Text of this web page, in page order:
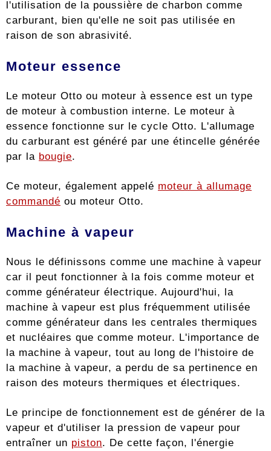
l'utilisation de la poussière de charbon comme
carburant, bien qu'elle ne soit pas utilisée en
raison de son abrasivité.
Moteur essence
Le moteur Otto ou moteur à essence est un type
de moteur à combustion interne. Le moteur à
essence fonctionne sur le cycle Otto. L'allumage
du carburant est généré par une étincelle générée
par la bougie.
Ce moteur, également appelé moteur à allumage
commandé ou moteur Otto.
Machine à vapeur
Nous le définissons comme une machine à vapeur
car il peut fonctionner à la fois comme moteur et
comme générateur électrique. Aujourd'hui, la
machine à vapeur est plus fréquemment utilisée
comme générateur dans les centrales thermiques
et nucléaires que comme moteur. L'importance de
la machine à vapeur, tout au long de l'histoire de
la machine à vapeur, a perdu de sa pertinence en
raison des moteurs thermiques et électriques.
Le principe de fonctionnement est de générer de la
vapeur et d'utiliser la pression de vapeur pour
entraîner un piston. De cette façon, l'énergie